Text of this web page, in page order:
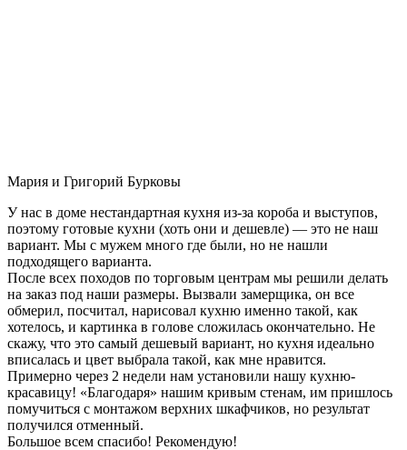
Мария и Григорий Бурковы
У нас в доме нестандартная кухня из-за короба и выступов,
поэтому готовые кухни (хоть они и дешевле) — это не наш
вариант. Мы с мужем много где были, но не нашли
подходящего варианта.
После всех походов по торговым центрам мы решили делать
на заказ под наши размеры. Вызвали замерщика, он все
обмерил, посчитал, нарисовал кухню именно такой, как
хотелось, и картинка в голове сложилась окончательно. Не
скажу, что это самый дешевый вариант, но кухня идеально
вписалась и цвет выбрала такой, как мне нравится.
Примерно через 2 недели нам установили нашу кухню-
красавицу! «Благодаря» нашим кривым стенам, им пришлось
помучиться с монтажом верхних шкафчиков, но результат
получился отменный.
Большое всем спасибо! Рекомендую!